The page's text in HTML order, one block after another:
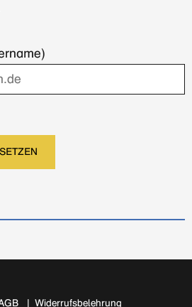
Widerrufsbelehrung